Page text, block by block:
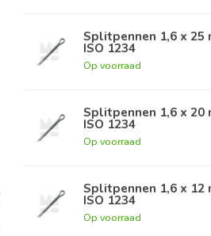
Splitpennen 1,6 x 25
ISO 1234
Op voorraad
Splitpennen 1,6 x 20
ISO 1234
Op voorraad
Splitpennen 1,6 x 12
ISO 1234
Op voorraad